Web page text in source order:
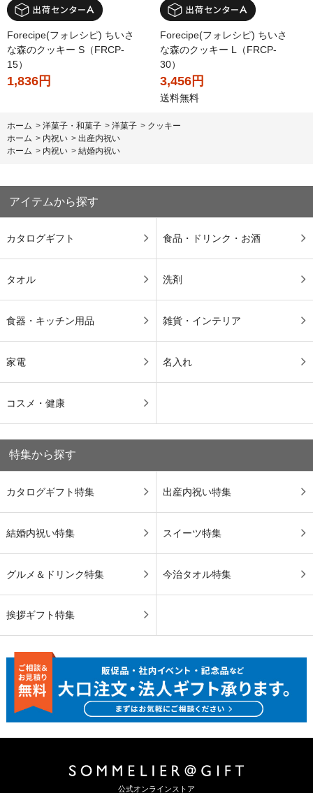
Forecipe(フォレシピ) ちいさ
な森のクッキー S（FRCP-
15）
1,836円
Forecipe(フォレシピ) ちいさ
な森のクッキー L（FRCP-
30）
3,456円
送料無料
ホーム > 洋菓子・和菓子 > 洋菓子 > クッキー
ホーム > 内祝い > 出産内祝い
ホーム > 内祝い > 結婚内祝い
アイテムから探す
カタログギフト 食品・ドリンク・お酒
タオル 洗剤
食器・キッチン用品 雑貨・インテリア
家電 名入れ
コスメ・健康
特集から探す
カタログギフト特集 出産内祝い特集
結婚内祝い特集 スイーツ特集
グルメ＆ドリンク特集 今治タオル特集
挨拶ギフト特集
公式オンラインストア